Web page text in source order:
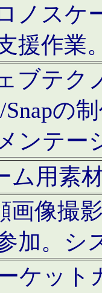
ノスケ
援作業
ブテク
Snapの
ンテー
ム用素
画像撮
加。シ
ケット